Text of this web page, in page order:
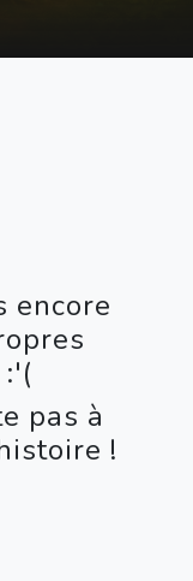
encore
pas à
!